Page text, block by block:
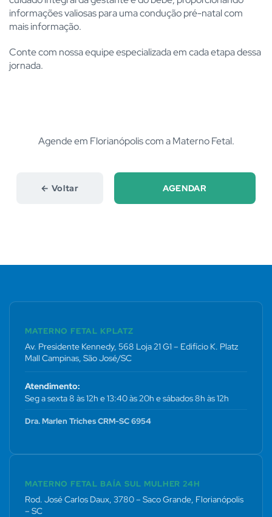
informações valiosas para uma condução pré-natal com
mais informação.
Conte com nossa equipe especializada em cada etapa dessa
jornada.
Agende em Florianópolis com a Materno Fetal.
← Voltar AGENDAR
MATERNO FETAL KPLATZ
Av. Presidente Kennedy, 568 Loja 21 G1 – Edifício K. Platz
Mall Campinas, São José/SC
Atendimento:
Seg a sexta 8 às 12h e 13:40 às 20h e sábados 8h às 12h
Dra. Marlen Triches CRM-SC 6954
MATERNO FETAL BAÍA SUL MULHER 24H
Rod. José Carlos Daux, 3780 – Saco Grande, Florianópolis
– SC